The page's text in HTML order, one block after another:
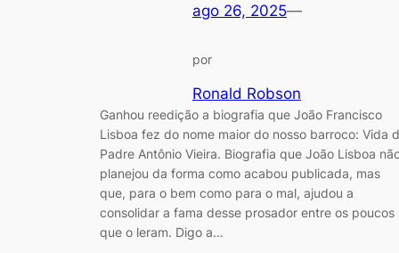
ago 26, 2025—
por
Ronald Robson
Ganhou reedição a biografia que João Francisco
Lisboa fez do nome maior do nosso barroco: Vida
Padre Antônio Vieira. Biografia que João Lisboa
planejou da forma como acabou publicada, mas
que, para o bem como para o mal, ajudou a
consolidar a fama desse prosador entre os poucos
que o leram. Digo a…